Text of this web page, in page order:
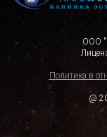
ООО
Политика в
@